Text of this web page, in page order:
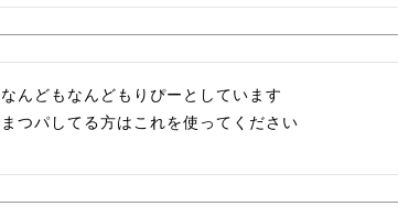
なんどもなんどもりぴーとしています
まつパしてる方はこれを使ってください